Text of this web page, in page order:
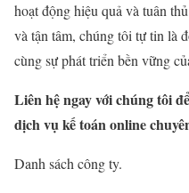
hoạt động hiệu quả và tuân
và tận tâm, chúng tôi tự tin là
cùng sự phát triển bền vững
Liên hệ ngay với chúng tôi
dịch vụ kế toán online
Danh sách công ty.